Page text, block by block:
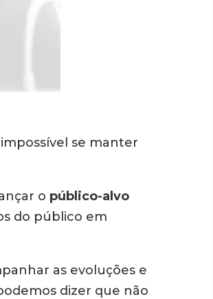
se manter
o público-alvo
do público em
as evoluções e
dizer que não